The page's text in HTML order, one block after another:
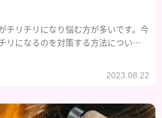
チリチリになり悩む方が多いです。今
リになるのを対策する方法について
2023.08.22